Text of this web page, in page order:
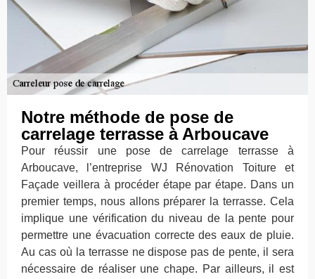
Notre méthode de pose de
carrelage terrasse à Arboucave
Pour réussir une pose de carrelage terrasse à
Arboucave, l’entreprise WJ Rénovation Toiture et
Façade veillera à procéder étape par étape. Dans un
premier temps, nous allons préparer la terrasse. Cela
implique une vérification du niveau de la pente pour
permettre une évacuation correcte des eaux de pluie.
Au cas où la terrasse ne dispose pas de pente, il sera
nécessaire de réaliser une chape. Par ailleurs, il est